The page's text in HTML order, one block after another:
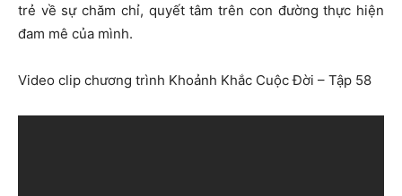
trẻ về sự chăm chỉ, quyết tâm trên con đường thực hiện
đam mê của mình.
Video clip chương trình Khoảnh Khắc Cuộc Đời – Tập 58